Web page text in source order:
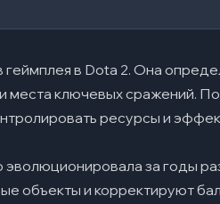
2
в Dota 2. Она
места ключевых сражений.
ресурсы и
за годы
объекты и корректируют